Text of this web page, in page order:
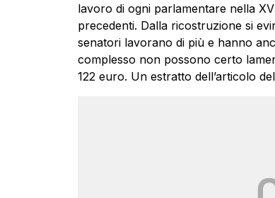
lavoro di ogni parlamentare nella
precedenti. Dalla ricostruzione si
senatori lavorano di più e hanno
complesso non possono certo
122 euro. Un estratto dell’articolo